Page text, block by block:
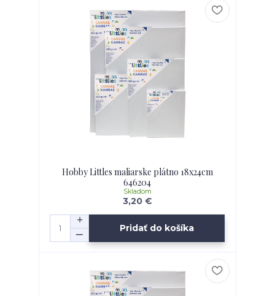
Hobby Littles maliarske plátno 18x24cm
646204
3,20 €
Skladom
Pridať do košíka